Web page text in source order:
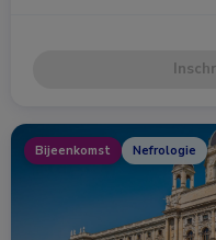
Bijeenkomst Nefrologie